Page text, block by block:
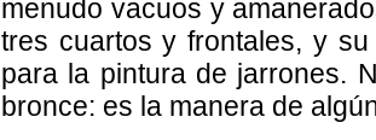
menudo vacuos y
tres cuartos y frontales, y
para la pintura de jarrones.
bronce: es la manera de